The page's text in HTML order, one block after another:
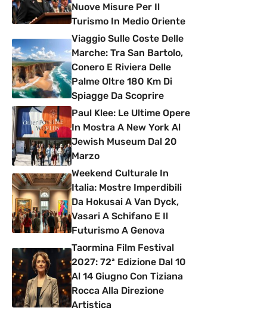
Nuove Misure Per Il
Turismo In Medio Oriente
Viaggio Sulle Coste Delle
Marche: Tra San Bartolo,
Conero E Riviera Delle
Palme Oltre 180 Km Di
Spiagge Da Scoprire
Paul Klee: Le Ultime Opere
In Mostra A New York Al
Jewish Museum Dal 20
Marzo
Weekend Culturale In
Italia: Mostre Imperdibili
Da Hokusai A Van Dyck,
Vasari A Schifano E Il
Futurismo A Genova
Taormina Film Festival
2027: 72ª Edizione Dal 10
Al 14 Giugno Con Tiziana
Rocca Alla Direzione
Artistica